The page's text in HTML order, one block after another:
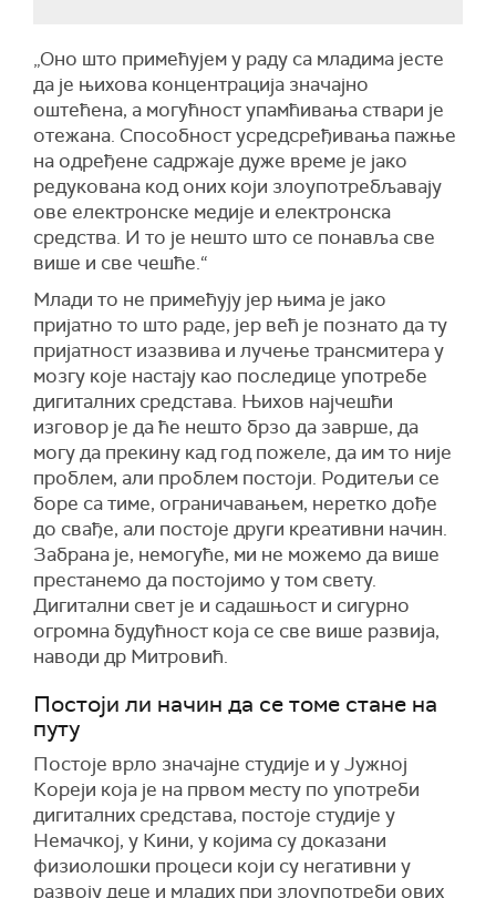
„Оно што примећујем у раду са младима јесте
да је њихова концентрација значајно
оштећена, а могућност упамћивања ствари је
отежана. Способност усредсређивања пажње
на одређене садржаје дуже време је јако
редукована код оних који злоупотребљавају
ове електронске медије и електронска
средства. И то је нешто што се понавља све
више и све чешће.“
Млади то не примећују јер њима је јако
пријатно то што раде, јер већ је познато да ту
пријатност изазвива и лучење трансмитера у
мозгу које настају као последице употребе
дигиталних средстава. Њихов најчешћи
изговор је да ће нешто брзо да заврше, да
могу да прекину кад год пожеле, да им то није
проблем, али проблем постоји. Родитељи се
боре са тиме, ограничавањем, неретко дође
до свађе, али постоје други креативни начин.
Забрана је, немогуће, ми не можемо да више
престанемо да постојимо у том свету.
Дигитални свет је и садашњост и сигурно
огромна будућност која се све више развија,
наводи др Митровић.
Постоји ли начин да се томе стане на
путу
Постоје врло значајне студије и у Јужној
Кореји која је на првом месту по употреби
дигиталних средстава, постоје студије у
Немачкој, у Кини, у којима су доказани
физиолошки процеси који су негативни у
развоју деце и младих при злоупотреби ових